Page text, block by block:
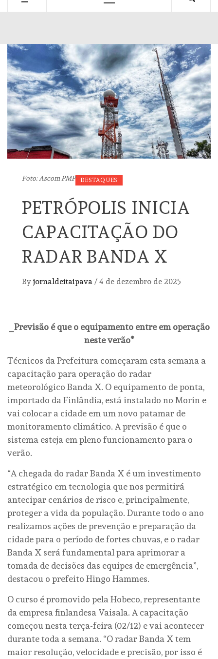
Foto: Ascom PMP DESTAQUES
PETRÓPOLIS INICIA
CAPACITAÇÃO DO
RADAR BANDA X
By jornaldeitaipava / 4 de dezembro de 2025
_Previsão é que o equipamento entre em operação
neste verão*
Técnicos da Prefeitura começaram esta semana a
capacitação para operação do radar
meteorológico Banda X. O equipamento de ponta,
importado da Finlândia, está instalado no Morin e
vai colocar a cidade em um novo patamar de
monitoramento climático. A previsão é que o
sistema esteja em pleno funcionamento para o
verão.
“A chegada do radar Banda X é um investimento
estratégico em tecnologia que nos permitirá
antecipar cenários de risco e, principalmente,
proteger a vida da população. Durante todo o ano
realizamos ações de prevenção e preparação da
cidade para o período de fortes chuvas, e o radar
Banda X será fundamental para aprimorar a
tomada de decisões das equipes de emergência”,
destacou o prefeito Hingo Hammes.
O curso é promovido pela Hobeco, representante
da empresa finlandesa Vaisala. A capacitação
começou nesta terça-feira (02/12) e vai acontecer
durante toda a semana. “O radar Banda X tem
maior resolução, velocidade e precisão, por isso é